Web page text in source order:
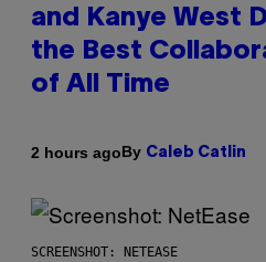
and Kanye West
the Best
of All Time
2 hours agoBy Caleb Catlin
SCREENSHOT: NETEASE